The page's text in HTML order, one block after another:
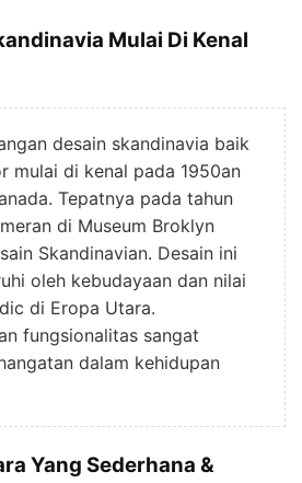
Mulai Di Kenal
desain skandinavia baik
mulai di kenal pada 1950an
Tepatnya pada tahun
di Museum Broklyn
Skandinavian. Desain ini
oleh kebudayaan dan nilai
di Eropa Utara.
fungsionalitas sangat
dalam kehidupan
Yang Sederhana &